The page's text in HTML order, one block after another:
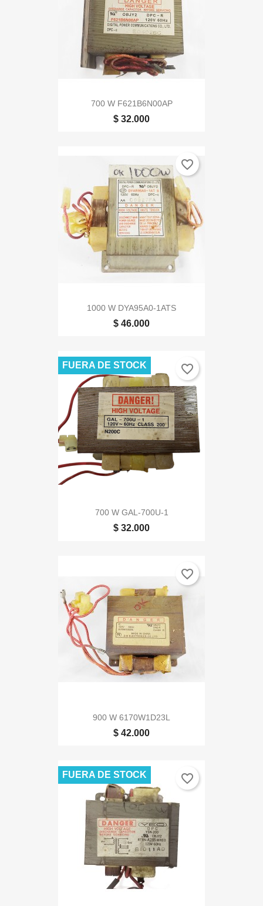
700 W F621B6N00AP
$ 32.000
1000 W DYA95A0-1ATS
$ 46.000
favorite_border
700 W GAL-700U-1
$ 32.000
FUERA DE STOCK favorite_border
900 W 6170W1D23L
$ 42.000
favorite_border
FUERA DE STOCK favorite_border